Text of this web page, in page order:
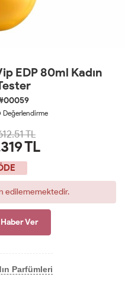
EDP 80ml Kadın
Değerlendirme
TL
TL
edilememektedir.
Ver
Parfümleri